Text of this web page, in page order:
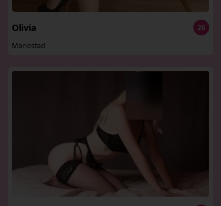
Olivia
26
Mariestad